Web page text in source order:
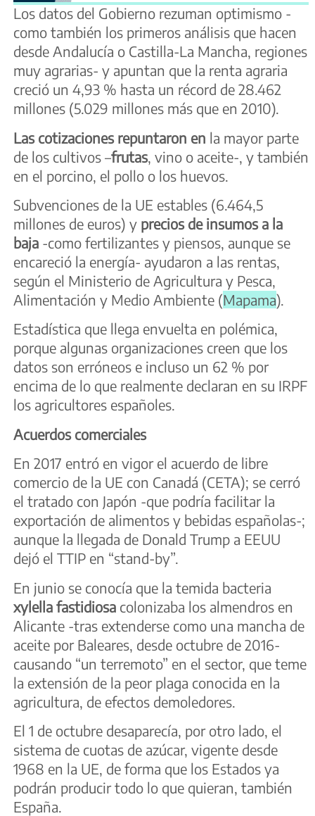
Los datos del Gobierno rezuman optimismo -
como también los primeros análisis que hacen
desde Andalucía o Castilla-La Mancha, regiones
muy agrarias- y apuntan que la renta agraria
creció un 4,93 % hasta un récord de 28.462
millones (5.029 millones más que en 2010).
Las cotizaciones repuntaron en la mayor parte
de los cultivos –frutas, vino o aceite-, y también
en el porcino, el pollo o los huevos.
Subvenciones de la UE estables (6.464,5
millones de euros) y precios de insumos a la
baja -como fertilizantes y piensos, aunque se
encareció la energía- ayudaron a las rentas,
según el Ministerio de Agricultura y Pesca,
Alimentación y Medio Ambiente (Mapama).
Estadística que llega envuelta en polémica,
porque algunas organizaciones creen que los
datos son erróneos e incluso un 62 % por
encima de lo que realmente declaran en su IRPF
los agricultores españoles.
Acuerdos comerciales
En 2017 entró en vigor el acuerdo de libre
comercio de la UE con Canadá (CETA); se cerró
el tratado con Japón -que podría facilitar la
exportación de alimentos y bebidas españolas-;
aunque la llegada de Donald Trump a EEUU
dejó el TTIP en “stand-by”.
En junio se conocía que la temida bacteria
xylella fastidiosa colonizaba los almendros en
Alicante -tras extenderse como una mancha de
aceite por Baleares, desde octubre de 2016-
causando “un terremoto” en el sector, que teme
la extensión de la peor plaga conocida en la
agricultura, de efectos demoledores.
El 1 de octubre desaparecía, por otro lado, el
sistema de cuotas de azúcar, vigente desde
1968 en la UE, de forma que los Estados ya
podrán producir todo lo que quieran, también
España.